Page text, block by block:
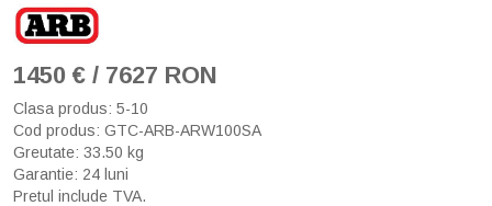
1450 € / 7627 RON
Clasa produs: 5-10
Cod produs: GTC-ARB-ARW100SA
Greutate: 33.50 kg
Garantie: 24 luni
Pretul include TVA.